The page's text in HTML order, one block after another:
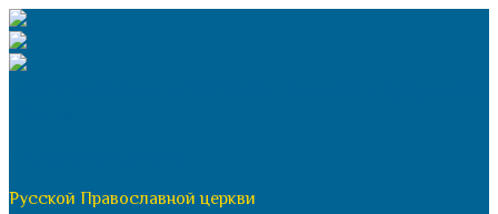
Перейти
к
содержимому
Русской Православной церкви